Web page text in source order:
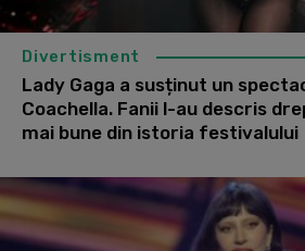
Divertisment
Lady Gaga a susținut un
Coachella. Fanii l-au descris
mai bune din istoria festivalului